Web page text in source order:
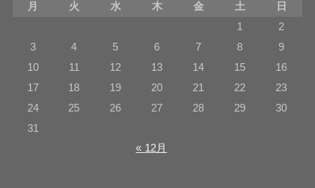
月
火 水 木 金 土
日
1
2
3
4 5 6 7 8
9
10
11 12 13 14 15
16
17
18 19 20 21 22
23
24
25 26 27 28 29
30
31
« 12月